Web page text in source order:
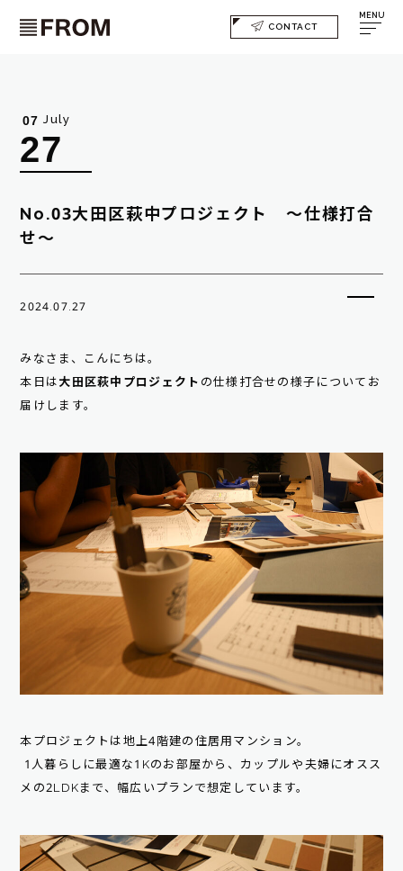
CONTACT
MENU
07 July
27
No.03大田区萩中プロジェクト ～仕様打合
せ～
2024.07.27
みなさま、こんにちは。
本日は 大田区萩中プロジェクト の仕様打合せの様子についてお
届けします。
本プロジェクトは地上4階建の住居用マンション。
1人暮らしに最適な1Kのお部屋から、カップルや夫婦にオスス
メの2LDKまで、幅広いプランで想定しています。